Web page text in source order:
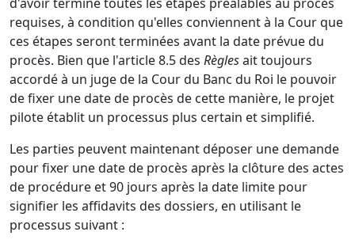
d'avoir terminé toutes les étapes préalables au procès
requises, à condition qu'elles conviennent à la Cour que
ces étapes seront terminées avant la date prévue du
procès. Bien que l'article 8.5 des Règlesait toujours
accordé à un juge de la Cour du Banc du Roi le pouvoir
de fixer une date de procès de cette manière, le projet
pilote établit un processus plus certain et simplifié.
Les parties peuvent maintenant déposer une demande
pour fixer une date de procès après la clôture des actes
de procédure et 90 jours après la date limite pour
signifier les affidavits des dossiers, en utilisant le
processus suivant :